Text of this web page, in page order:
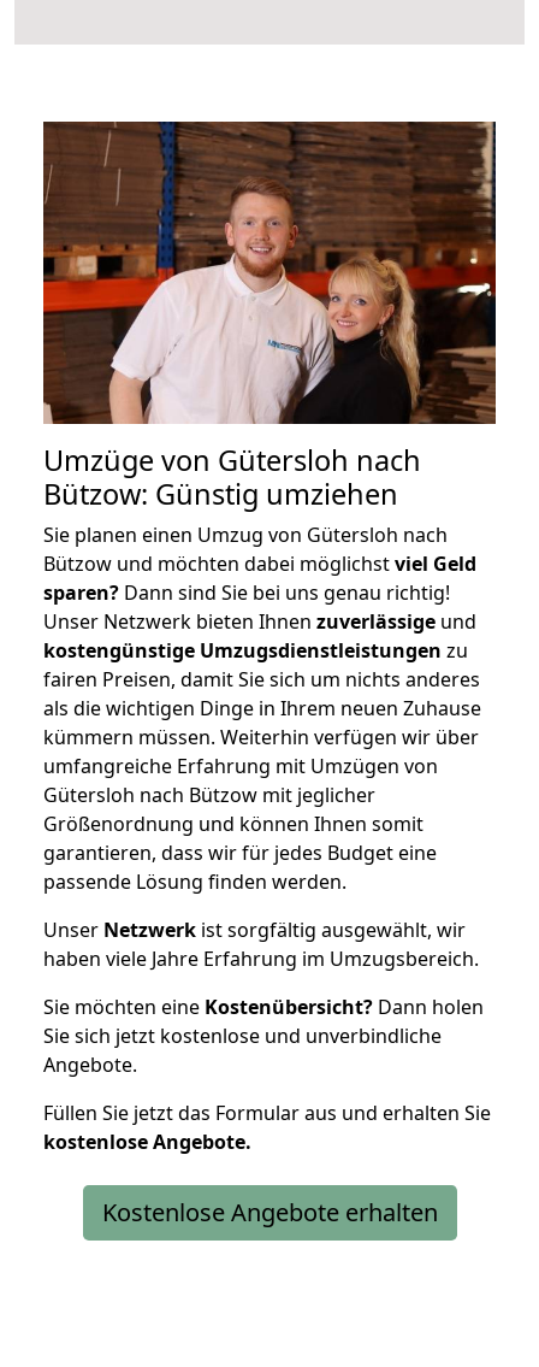
Umzüge von Gütersloh nach
Bützow: Günstig umziehen
Sie planen einen Umzug von Gütersloh nach
Bützow und möchten dabei möglichstviel Geld
sparen? Dann sind Sie bei uns genau richtig!
Unser Netzwerk bieten Ihnen zuverlässige und
kostengünstige Umzugsdienstleistungen zu
fairen Preisen, damit Sie sich um nichts anderes
als die wichtigen Dinge in Ihrem neuen Zuhause
kümmern müssen. Weiterhin verfügen wir über
umfangreiche Erfahrung mit Umzügen von
Gütersloh nach Bützow mit jeglicher
Größenordnung und können Ihnen somit
garantieren, dass wir für jedes Budget eine
passende Lösung finden werden.
Unser Netzwerk ist sorgfältig ausgewählt, wir
haben viele Jahre Erfahrung im Umzugsbereich.
Sie möchten eine Kostenübersicht? Dann holen
Sie sich jetzt kostenlose und unverbindliche
Angebote.
Füllen Sie jetzt das Formular aus und erhalten Sie
kostenloseAngebote.
Kostenlose Angebote erhalten